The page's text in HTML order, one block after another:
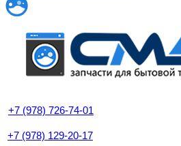
+7 (978) 726-74-01
+7 (978) 129-20-17